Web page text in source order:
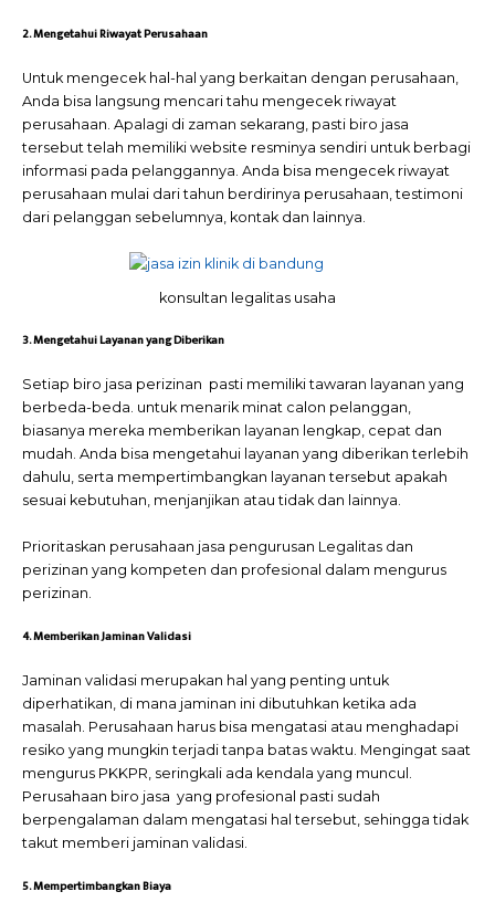
2. Mengetahui Riwayat Perusahaan
Untuk mengecek hal-hal yang berkaitan dengan perusahaan,
Anda bisa langsung mencari tahu mengecek riwayat
perusahaan. Apalagi di zaman sekarang, pasti biro jasa
tersebut telah memiliki website resminya sendiri untuk berbagi
informasi pada pelanggannya. Anda bisa mengecek riwayat
perusahaan mulai dari tahun berdirinya perusahaan, testimoni
dari pelanggan sebelumnya, kontak dan lainnya.
konsultan legalitas usaha
3. Mengetahui Layanan yang Diberikan
Setiap biro jasa perizinan pasti memiliki tawaran layanan yang
berbeda-beda. untuk menarik minat calon pelanggan,
biasanya mereka memberikan layanan lengkap, cepat dan
mudah. Anda bisa mengetahui layanan yang diberikan terlebih
dahulu, serta mempertimbangkan layanan tersebut apakah
sesuai kebutuhan, menjanjikan atau tidak dan lainnya.
Prioritaskan perusahaan jasa pengurusan Legalitas dan
perizinan yang kompeten dan profesional dalam mengurus
perizinan.
4. Memberikan Jaminan Validasi
Jaminan validasi merupakan hal yang penting untuk
diperhatikan, di mana jaminan ini dibutuhkan ketika ada
masalah. Perusahaan harus bisa mengatasi atau menghadapi
resiko yang mungkin terjadi tanpa batas waktu. Mengingat saat
mengurus PKKPR, seringkali ada kendala yang muncul.
Perusahaan biro jasa yang profesional pasti sudah
berpengalaman dalam mengatasi hal tersebut, sehingga tidak
takut memberi jaminan validasi.
5. Mempertimbangkan Biaya